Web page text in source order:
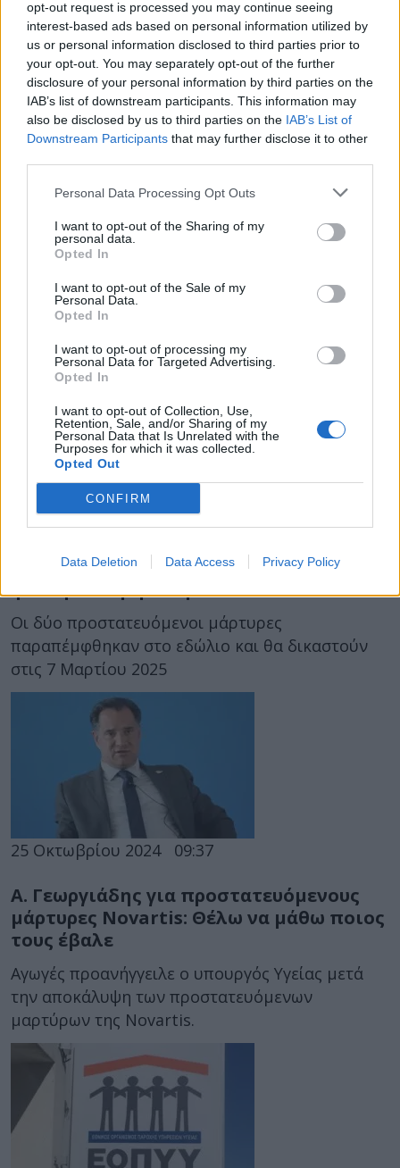
opt-out request is processed you may continue seeing
interest-based ads based on personal information utilized by
us or personal information disclosed to third parties prior to
your opt-out. You may separately opt-out of the further
disclosure of your personal information by third parties on the
IAB’s list of downstream participants. This information may
also be disclosed by us to third parties on the IAB’s List of
Downstream Participants that may further disclose it to other
Personal Data Processing Opt Outs
I want to opt-out of the Sharing of my
personal data.
Opted In
I want to opt-out of the Sale of my
Personal Data.
Opted In
I want to opt-out of processing my
Personal Data for Targeted Advertising.
Opted In
I want to opt-out of Collection, Use,
Retention, Sale, and/or Sharing of my
Personal Data that Is Unrelated with the
Purposes for which it was collected.
Opted Out
CONFIRM
Data Deletion Data Access Privacy Policy
12 Μαΐου 2025 14:27
Η παραγωγή των φαρμάκων για την
ελονοσία θα συνεχιστεί παρά τη
μείωση στη χρηματοδότηση
για τη λέπρα ανακοίνωσε ο πρόεδρος
Παγκόσμιας Υγείας της Novartis.
20 Ιανουαρίου 2025
«Κελέση» για ψευδή κατάθεση και
ψευδή καταμήνυση
Οι δύο προστατευόμενοι μάρτυρες
παραπέμφθηκαν στο εδώλιο και θα δικαστούν
στις 7 Μαρτίου 2025
25 Οκτωβρίου 2024 09:37
Α. Γεωργιάδης για προστατευόμενους
μάρτυρες Novartis: Θέλω να μάθω ποιος
τους έβαλε
Αγωγές προανήγγειλε ο υπουργός Υγείας μετά
την αποκάλυψη των προστατευόμενων
μαρτύρων της Novartis.